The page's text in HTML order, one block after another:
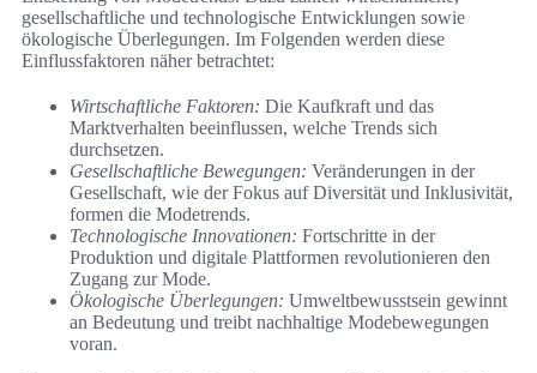
gesellschaftliche und technologische Entwicklungen sowie
ökologische Überlegungen. Im Folgenden werden diese
Einflussfaktoren näher betrachtet:
Wirtschaftliche Faktoren: Die Kaufkraft und das
Marktverhalten beeinflussen, welche Trends sich
durchsetzen.
Gesellschaftliche Bewegungen: Veränderungen in der
Gesellschaft, wie der Fokus auf Diversität und Inklusivität,
formen die Modetrends.
Technologische Innovationen: Fortschritte in der
Produktion und digitale Plattformen revolutionieren den
Zugang zur Mode.
Ökologische Überlegungen: Umweltbewusstsein gewinnt
an Bedeutung und treibt nachhaltige Modebewegungen
voran.